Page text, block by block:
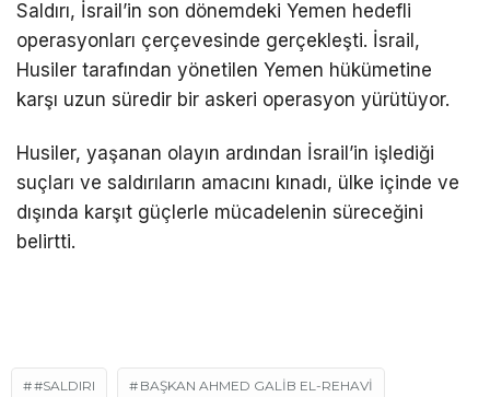
Saldırı, İsrail’in son dönemdeki Yemen hedefli
operasyonları çerçevesinde gerçekleşti. İsrail,
Husiler tarafından yönetilen Yemen hükümetine
karşı uzun süredir bir askeri operasyon yürütüyor.
Husiler, yaşanan olayın ardından İsrail’in işlediği
suçları ve saldırıların amacını kınadı, ülke içinde ve
dışında karşıt güçlerle mücadelenin süreceğini
belirtti.
#SALDIRI BAŞKAN AHMED GALİB EL-REHAVİ